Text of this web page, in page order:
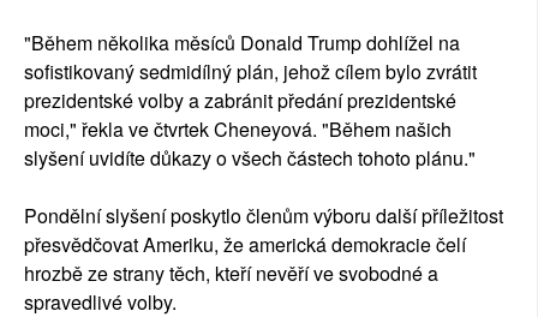
"Během několika měsíců Donald Trump dohlížel na
sofistikovaný sedmidílný plán, jehož cílem bylo zvrátit
prezidentské volby a zabránit předání prezidentské
moci," řekla ve čtvrtek Cheneyová. "Během našich
slyšení uvidíte důkazy o všech částech tohoto plánu."
Pondělní slyšení poskytlo členům výboru další příležitost
přesvědčovat Ameriku, že americká demokracie čelí
hrozbě ze strany těch, kteří nevěří ve svobodné a
spravedlivé volby.